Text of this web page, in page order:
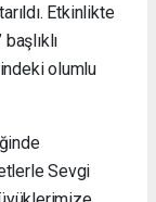
Etkinlikte
olumlu
Sevgi